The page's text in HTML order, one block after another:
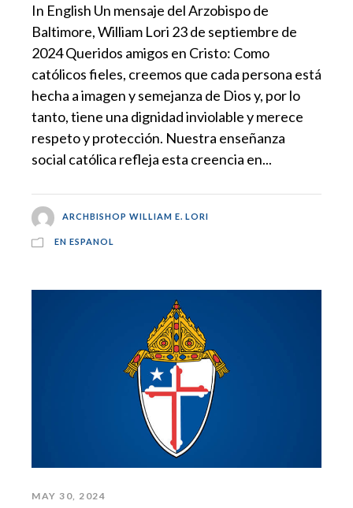
In English Un mensaje del Arzobispo de
Baltimore, William Lori 23 de septiembre de
2024 Queridos amigos en Cristo: Como
católicos fieles, creemos que cada persona está
hecha a imagen y semejanza de Dios y, por lo
tanto, tiene una dignidad inviolable y merece
respeto y protección. Nuestra enseñanza
social católica refleja esta creencia en...
ARCHBISHOP WILLIAM E. LORI
EN ESPANOL
MAY 30, 2024